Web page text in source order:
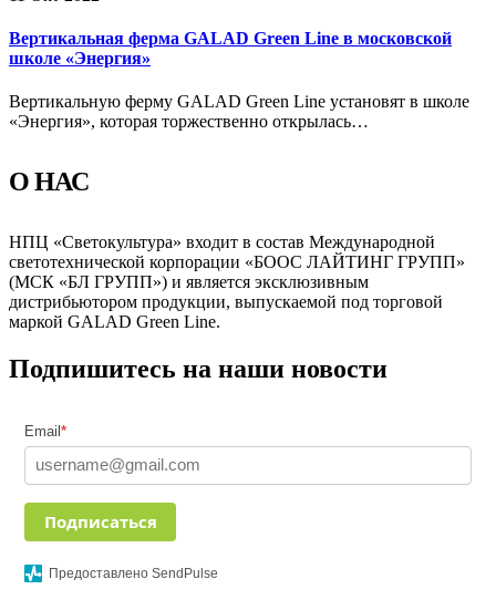
Вертикальная ферма GALAD Green Line в московской
школе «Энергия»
Вертикальную ферму GALAD Green Line установят в школе
«Энергия», которая торжественно открылась…
О НАС
НПЦ «Светокультура» входит в состав Международной
светотехнической корпорации «БООС ЛАЙТИНГ ГРУПП»
(МСК «БЛ ГРУПП») и является эксклюзивным
дистрибьютором продукции, выпускаемой под торговой
маркой GALAD Green Line.
Подпишитесь на наши новости
Email *
Подписаться
Предоставлено SendPulse